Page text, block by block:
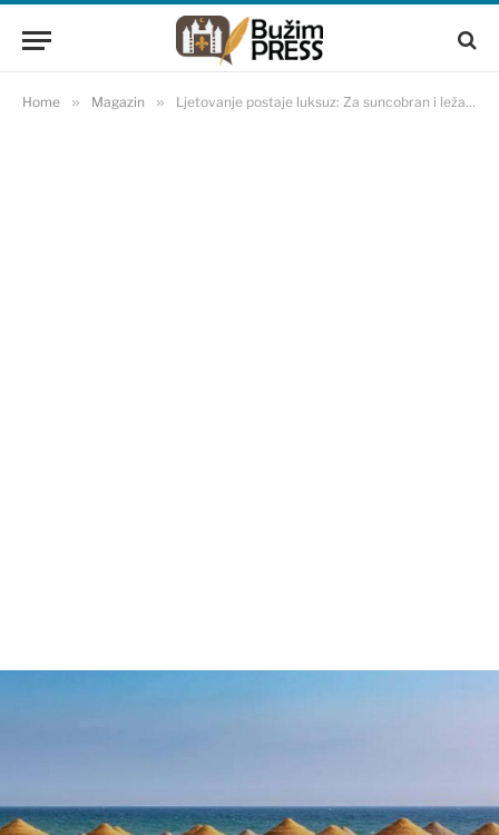
Home » Magazin » Ljetovanje postaje luksuz: Za suncobran i ležaljku 368 eura?